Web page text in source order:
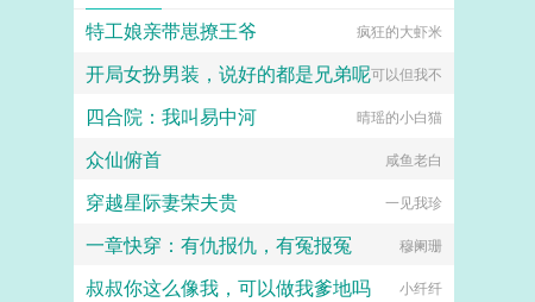
特工娘亲带崽撩王爷
疯狂的大虾米
开局女扮男装，说好的都是兄弟呢可以但我不
四合院：我叫易中河 晴瑶的小白猫
众仙俯首 咸鱼老白
穿越星际妻荣夫贵 一见我珍
一章快穿：有仇报仇，有冤报冤 穆阑珊
叔叔你这么像我，可以做我爹地吗 小纤纤